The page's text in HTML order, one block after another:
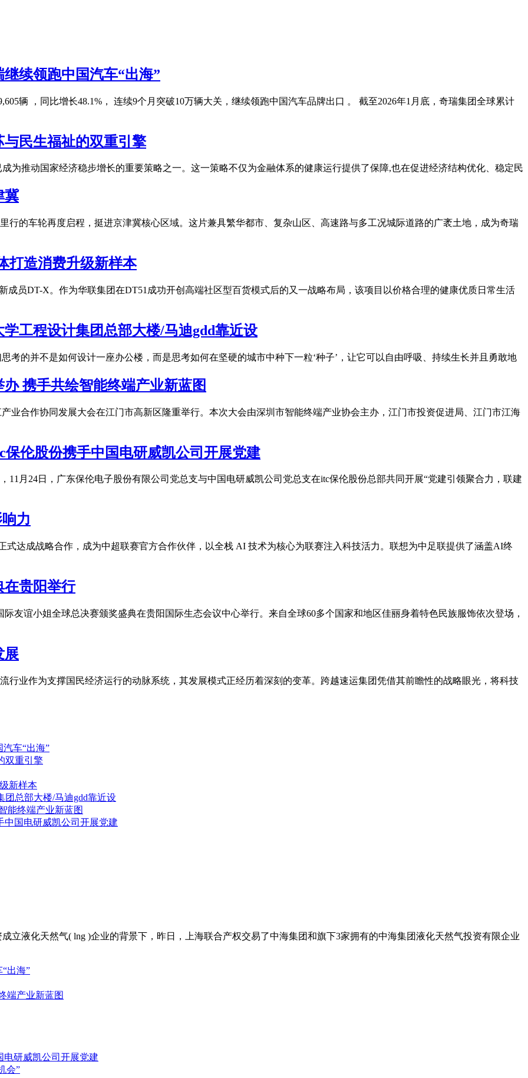
续领跑中国汽车“出海”
辆 ，同比增长48.1%， 连续9个月突破10万辆大关，继续领跑中国汽车品牌出口 。 截至2026年1月底，奇瑞集团全球累计
民生福祉的双重引擎
为推动国家经济稳步增长的重要策略之一。这一策略不仅为金融体系的健康运行提供了保障,也在促进经济结构优化、稳定民
冀
行的车轮再度启程，挺进京津冀核心区域。这片兼具繁华都市、复杂山区、高速路与多工况城际道路的广袤土地，成为奇瑞
打造消费升级新样本
成员DT-X。作为华联集团在DT51成功开创高端社区型百货模式后的又一战略布局，该项目以价格合理的健康优质日常生活
工程设计集团总部大楼/马迪gdd靠近设
考的并不是如何设计一座办公楼，而是思考如何在坚硬的城市中种下一粒‘种子’，让它可以自由呼吸、持续生长并且勇敢地
携手共绘智能终端产业新蓝图
产业合作协同发展大会在江门市高新区隆重举行。本次大会由深圳市智能终端产业协会主办，江门市投资促进局、江门市江海
伦股份携手中国电研威凯公司开展党建
11月24日，广东保伦电子股份有限公司党总支与中国电研威凯公司党总支在itc保伦股份总部共同开展“党建引领聚合力，联建
力
式达成战略合作，成为中超联赛官方合作伙伴，以全栈 AI 技术为核心为联赛注入科技活力。联想为中足联提供了涵盖AI终
在贵阳举行
友谊小姐全球总决赛颁奖盛典在贵阳国际生态会议中心举行。来自全球60多个国家和地区佳丽身着特色民族服饰依次登场，
展
行业作为支撑国民经济运行的动脉系统，其发展模式正经历着深刻的变革。跨越速运集团凭借其前瞻性的战略眼光，将科技
汽车“出海”
双重引擎
新样本
总部大楼/马迪gdd靠近设
能终端产业新蓝图
中国电研威凯公司开展党建
立液化天然气( lng )企业的背景下，昨日，上海联合产权交易了中海集团和旗下3家拥有的中海集团液化天然气投资有限企业
出海”
端产业新蓝图
电研威凯公司开展党建
会”